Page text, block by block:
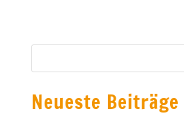
Neueste Beiträge